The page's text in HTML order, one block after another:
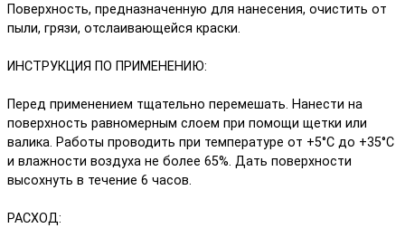
Поверхность, предназначенную для нанесения, очистить от
пыли, грязи, отслаивающейся краски.
ИНСТРУКЦИЯ ПО ПРИМЕНЕНИЮ:
Перед применением тщательно перемешать. Нанести на
поверхность равномерным слоем при помощи щетки или
валика. Работы проводить при температуре от +5°С до +35°С
и влажности воздуха не более 65%. Дать поверхности
высохнуть в течение 6 часов.
РАСХОД: